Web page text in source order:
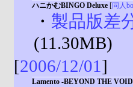
ハニかむBINGO Deluxe [同人
・ 製品版差
(11.30MB)
[2006/12/01 ]
Lamento -BEYOND THE